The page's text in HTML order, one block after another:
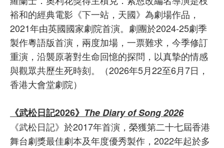
裕和的經典電影《下一站，天國》為劇場作品，
2021年由英國國家劇院首演。劇團於2024-25劇季
製作粵語版首演，兩度加場，一票難求，今季修訂
重演，沿襲原著對生命回憶的探問，以真摯的情感
與觀眾共歷生死時刻。（2026年5月22至6月7日，
香港大會堂劇院）
《武松日記2026》 The Diary of Song 2026
《武松日記》於2017年首演，榮獲第二十七屆香港
舞台劇獎最佳劇本及年度優秀製作，2022年起於多